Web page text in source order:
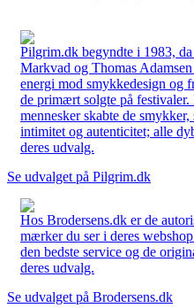
Pilgrim.dk begyndte i 1983,
Markvad og Thomas
energi mod smykkedesign og
de primært solgte på
mennesker skabte de
intimitet og autenticitet; alle
deres udvalg.
Se udvalget på Pilgrim.dk
Hos Brodersens.dk er de
mærker du ser i deres
den bedste service og de
deres udvalg.
Se udvalget på Brodersens.dk